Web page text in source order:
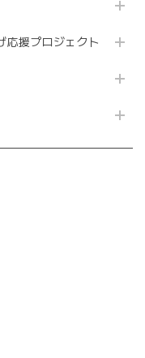
応援プロジェクト